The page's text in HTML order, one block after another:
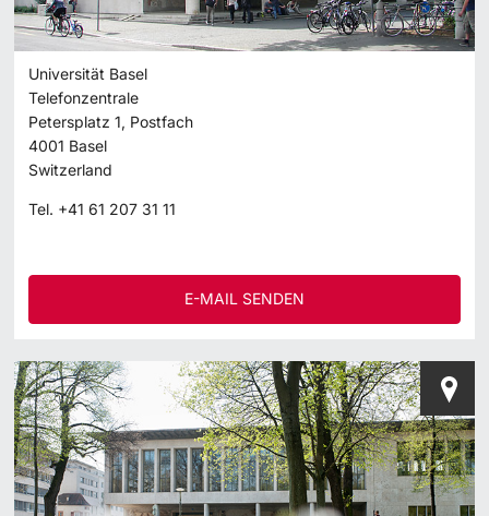
Universität Basel
Telefonzentrale
Petersplatz 1, Postfach
4001 Basel
Switzerland
Tel. +41 61 207 31 11
E-MAIL SENDEN